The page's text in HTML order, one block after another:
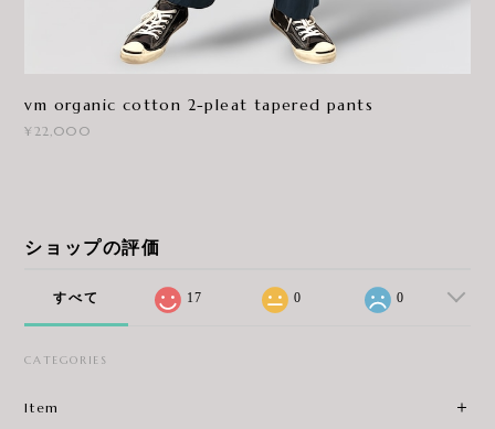
vm organic cotton 2-pleat tapered pants
¥22,000
ショップの評価
すべて 17 0 0
CATEGORIES
Item